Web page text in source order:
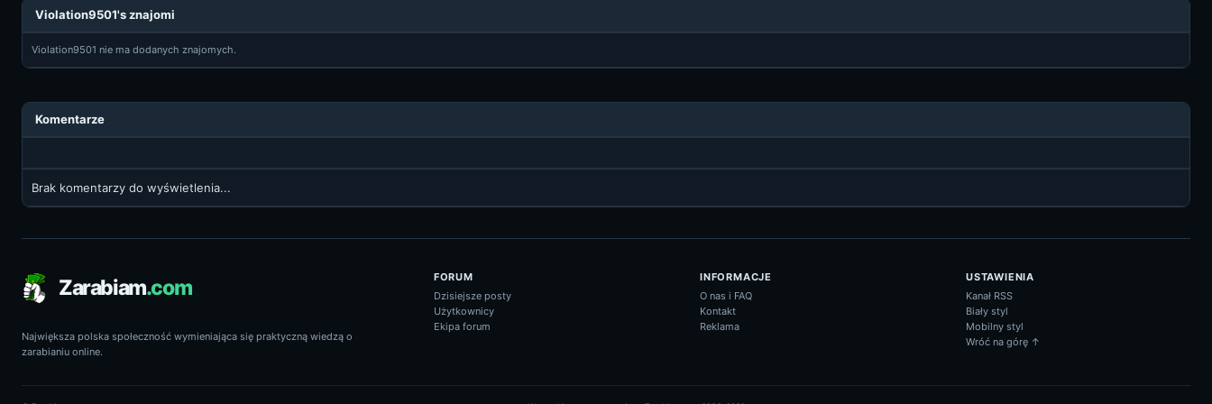
Violation9501's znajomi
Violation9501 nie ma dodanych znajomych.
Komentarze
Brak komentarzy do wyświetlenia...
Zarabiam.com
Największa polska społeczność wymieniająca się praktyczną wiedzą o
zarabianiu online.
FORUM
Dzisiejsze posty
Użytkownicy
Ekipa forum
INFORMACJE
O nas i FAQ
Kontakt
Reklama
USTAWIENIA
Kanał RSS
Biały styl
Mobilny styl
Wróć na górę ↑